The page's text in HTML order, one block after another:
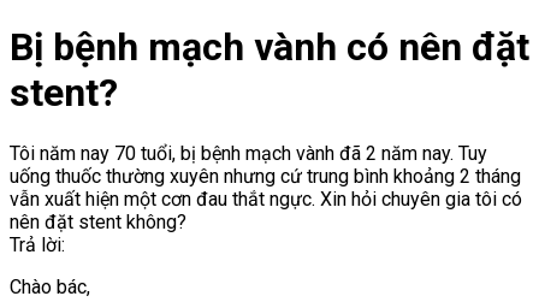
Bị bệnh mạch vành có nên đặt
stent?
Tôi năm nay 70 tuổi, bị bệnh mạch vành đã 2 năm nay. Tuy
uống thuốc thường xuyên nhưng cứ trung bình khoảng 2 tháng
vẫn xuất hiện một cơn đau thắt ngực. Xin hỏi chuyên gia tôi có
nên đặt stent không?
Trả lời:
Chào bác,